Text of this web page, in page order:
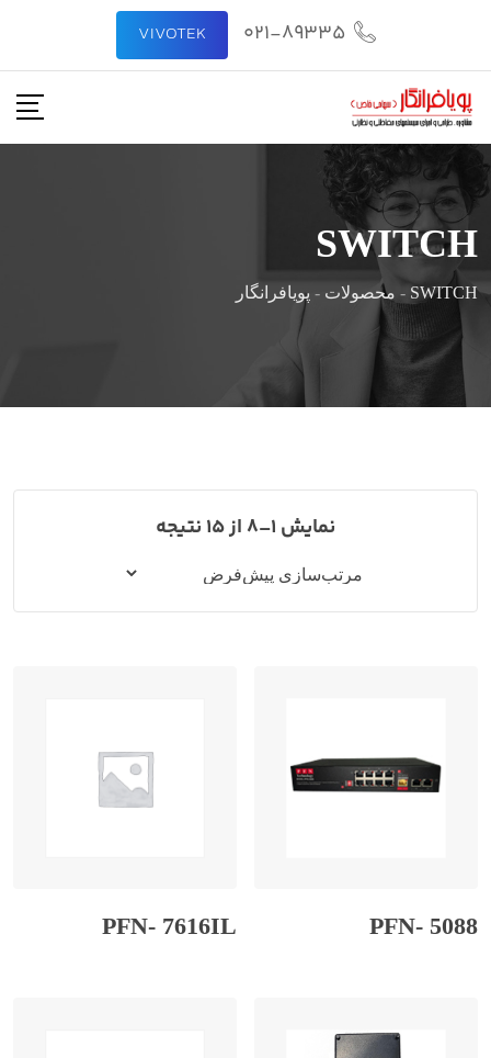
محتوا
021-89335
VIVOTEK
SWITCH
SWITCH
- محصولات - پویافرانگار
نمایش 1–8 از 15 نتیجه
PFN- 5088
PFN- 7616IL